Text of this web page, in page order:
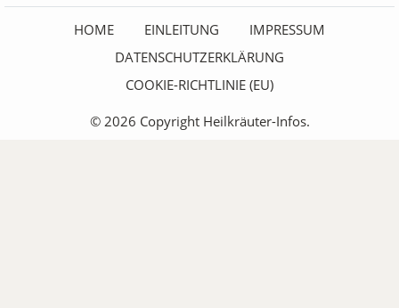
HOME EINLEITUNG
IMPRESSUM
DATENSCHUTZERKLÄRUNG
COOKIE-RICHTLINIE (EU)
© 2026 Copyright Heilkräuter-Infos.